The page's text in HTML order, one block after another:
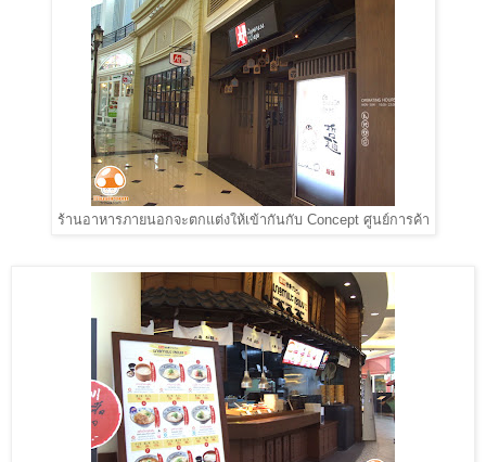
ร้านอาหารภายนอกจะตกแต่งให้เข้ากันกับ Concept ศูนย์การค้า